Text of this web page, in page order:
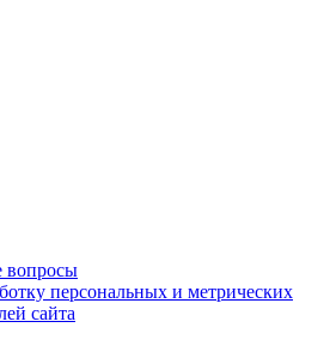
вопросы
персональных и метрических
сайта